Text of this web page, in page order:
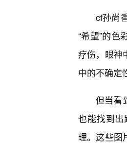
cf孙尚
“希望”的色
疗伤，眼神
中的不确定
但当看
也能找到出
理。这些图